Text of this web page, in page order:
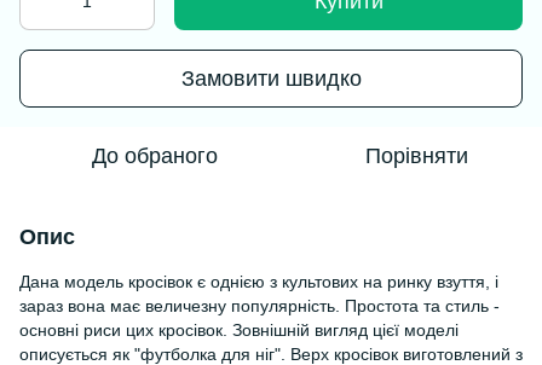
Замовити швидко
До обраного Порівняти
Опис
Дана модель кросівок є однією з культових на ринку взуття, і
зараз вона має величезну популярність. Простота та стиль -
основні риси цих кросівок. Зовнішній вигляд цієї моделі
описується як "футболка для ніг". Верх кросівок виготовлений з